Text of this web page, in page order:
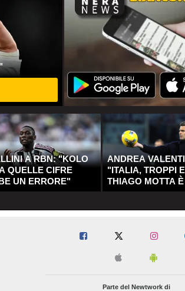
A RBN: "KOLO
QUELLE CIFRE
UN ERRORE"
ANDREA
"ITALIA, TROPPI
THIAGO MOTTA
Parte del Newtwork di